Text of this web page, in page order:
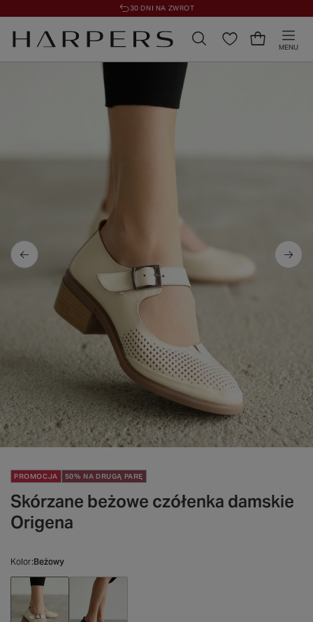
30 DNI NA ZWROT
MENU
PROMOCJA 50% NA DRUGĄ PARĘ
Skórzane beżowe czółenka damskie
Origena
Kolor Beżowy